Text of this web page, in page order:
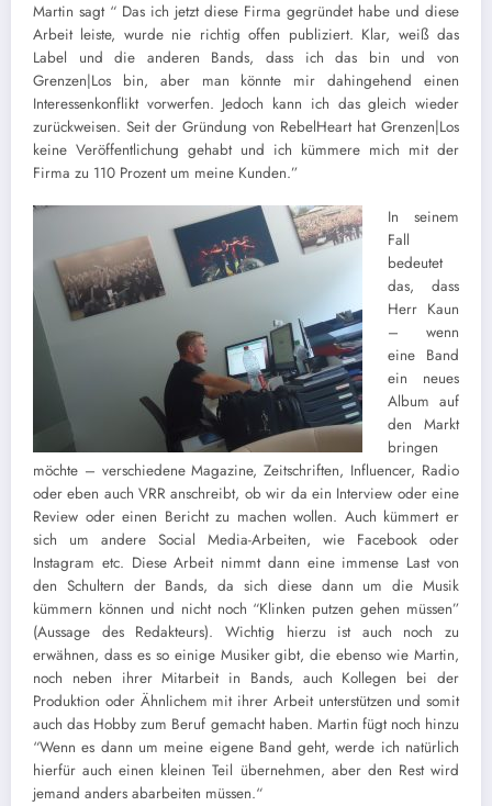
Martin sagt “ Das ich jetzt diese Firma gegründet habe und diese
Arbeit leiste, wurde nie richtig offen publiziert. Klar, weiß das
Label und die anderen Bands, dass ich das bin und von
Grenzen|Los bin, aber man könnte mir dahingehend einen
Interessenkonflikt vorwerfen. Jedoch kann ich das gleich wieder
zurückweisen. Seit der Gründung von RebelHeart hat Grenzen|Los
keine Veröffentlichung gehabt und ich kümmere mich mit der
Firma zu 110 Prozent um meine Kunden.”
In seinem
Fall
bedeutet
das, dass
Herr Kaun
– wenn
eine Band
ein neues
Album auf
den Markt
bringen
möchte – verschiedene Magazine, Zeitschriften, Influencer, Radio
oder eben auch VRR anschreibt, ob wir da ein Interview oder eine
Review oder einen Bericht zu machen wollen. Auch kümmert er
sich um andere Social Media-Arbeiten, wie Facebook oder
Instagram etc. Diese Arbeit nimmt dann eine immense Last von
den Schultern der Bands, da sich diese dann um die Musik
kümmern können und nicht noch “Klinken putzen gehen müssen”
(Aussage des Redakteurs). Wichtig hierzu ist auch noch zu
erwähnen, dass es so einige Musiker gibt, die ebenso wie Martin,
noch neben ihrer Mitarbeit in Bands, auch Kollegen bei der
Produktion oder Ähnlichem mit ihrer Arbeit unterstützen und somit
auch das Hobby zum Beruf gemacht haben. Martin fügt noch hinzu
“Wenn es dann um meine eigene Band geht, werde ich natürlich
hierfür auch einen kleinen Teil übernehmen, aber den Rest wird
jemand anders abarbeiten müssen.“